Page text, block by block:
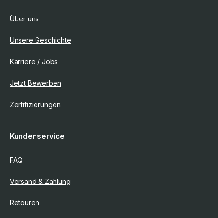
Über uns
Unsere Geschichte
Karriere / Jobs
Jetzt Bewerben
Zertifizierungen
Kundenservice
FAQ
Versand & Zahlung
Retouren